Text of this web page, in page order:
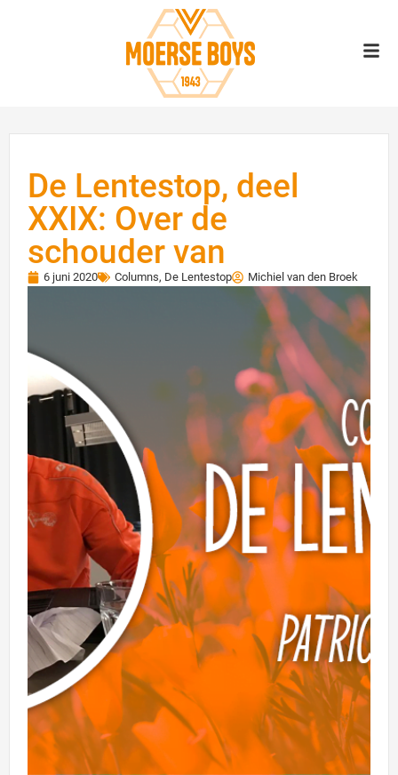
De Lentestop, deel
XXIX: Over de
schouder van
6 juni 2020 Columns, De Lentestop Michiel van den Broek